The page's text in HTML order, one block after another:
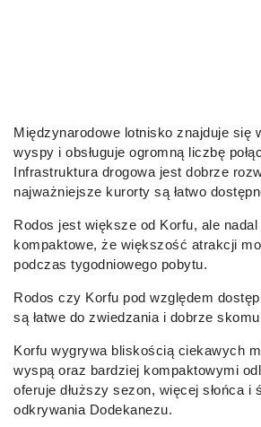
Międzynarodowe lotnisko znajduje się
wyspy i obsługuje ogromną liczbę
Infrastruktura drogowa jest dobrze
najważniejsze kurorty są łatwo
Rodos jest większe od Korfu, ale nadal
kompaktowe, że większość atrakcji
podczas tygodniowego pobytu.
Rodos czy Korfu pod względem
są łatwe do zwiedzania i dobrze
Korfu wygrywa bliskością ciekawych
wyspą oraz bardziej kompaktowymi
oferuje dłuższy sezon, więcej słońca i
odkrywania Dodekanezu.